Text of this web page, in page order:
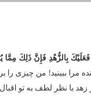
بِالزُّهْدِ فَإِنَّ ذَلِكَ مِمَّا
مرا ببینید! من چیزی
زهد با نظر لطف به تو